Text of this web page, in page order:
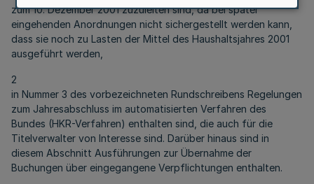
zum 10. Dezember 2001 zuzuleiten sind, da bei später
eingehenden Anordnungen nicht sichergestellt werden kann,
dass sie noch zu Lasten der Mittel des Haushaltsjahres 2001
ausgeführt werden,
2
in Nummer 3 des vorbezeichneten Rundschreibens Regelungen
zum Jahresabschluss im automatisierten Verfahren des
Bundes (HKR-Verfahren) enthalten sind, die auch für die
Titelverwalter von Interesse sind. Darüber hinaus sind in
diesem Abschnitt Ausführungen zur Übernahme der
Buchungen über eingegangene Verpflichtungen enthalten.